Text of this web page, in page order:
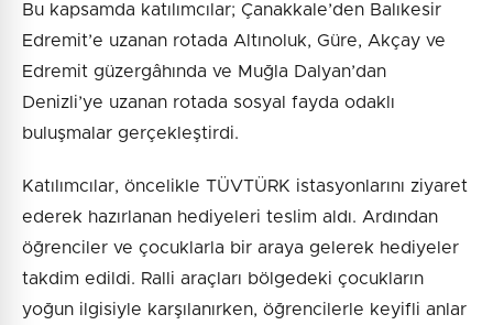
Bu kapsamda katılımcılar; Çanakkale’den Balıkesir
Edremit’e uzanan rotada Altınoluk, Güre, Akçay ve
Edremit güzergâhında ve Muğla Dalyan’dan
Denizli’ye uzanan rotada sosyal fayda odaklı
buluşmalar gerçekleştirdi.
Katılımcılar, öncelikle TÜVTÜRK istasyonlarını ziyaret
ederek hazırlanan hediyeleri teslim aldı. Ardından
öğrenciler ve çocuklarla bir araya gelerek hediyeler
takdim edildi. Ralli araçları bölgedeki çocukların
yoğun ilgisiyle karşılanırken, öğrencilerle keyifli anlar